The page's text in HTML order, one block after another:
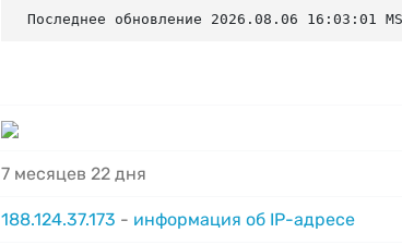
Последнее обновление 2026.08.06 16:03:01
7 месяцев 22 дня
188.124.37.173 - информация об IP-адресе